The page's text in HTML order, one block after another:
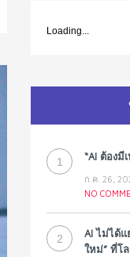
Loading...
1 “AI ต้องมี
ก.ค. 26,
NO
2
AI ไม่ได้แ
ใหม่” ที่โ